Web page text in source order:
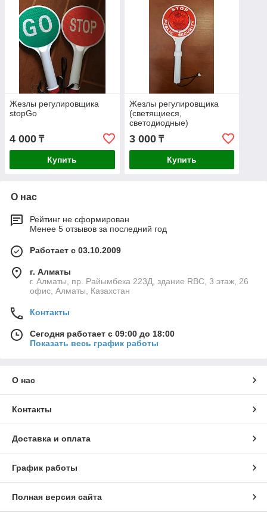
Жезлы регулировщика
stopGo
4 000 ₸
Купить
Жезлы регулировщика
(светящиеся,
светодиодные)
3 000₸
Купить
О нас
Рейтинг не сформирован
Менее 5 отзывов за последний год
Работает с 03.10.2009
г. Алматы
г. Алматы, пр. Райымбека 223Д, здание RBC, 3 этаж, 26
офис, Алматы, Казахстан
Контакты
Сегодня работает с 09:00 до 18:00
Показать весь график работы
О нас
Контакты
Доставка и оплата
График работы
Полная версия сайта